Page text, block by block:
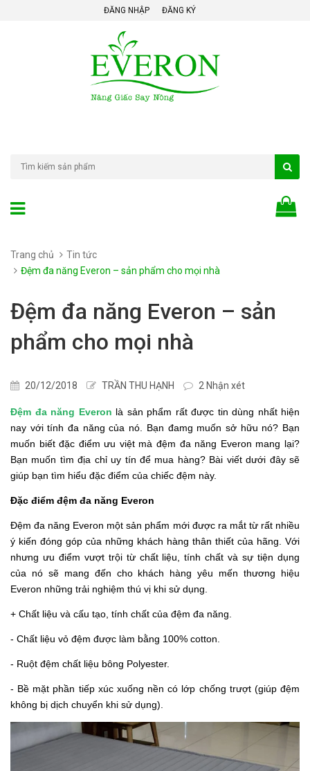
ĐĂNG NHẬP ĐĂNG KÝ
Trang chủ
Tin tức
Đệm đa năng Everon – sản phẩm cho mọi nhà
Đệm đa năng Everon – sản
phẩm cho mọi nhà
20/12/2018 TRẦN THU HẠNH 2 Nhận xét
Đệm đa năng Everon là sản phẩm rất được tin dùng nhất hiện
nay với tính đa năng của nó. Bạn đamg muốn sở hữu nó? Bạn
muốn biết đặc điểm ưu việt mà đệm đa năng Everon mang lại?
Bạn muốn tìm địa chỉ uy tín để mua hàng? Bài viết dưới đây sẽ
giúp bạn tìm hiểu đặc điểm của chiếc đệm này.
Đặc điểm đệm đa năng Everon
Đệm đa năng Everon một sản phẩm mới được ra mắt từ rất nhiều
ý kiến đóng góp của những khách hàng thân thiết của hãng. Với
nhưng ưu điểm vượt trội từ chất liệu, tính chất và sự tiện dụng
của nó sẽ mang đến cho khách hàng yêu mến thương hiệu
Everon những trải nghiệm thú vị khi sử dụng.
+ Chất liệu và cấu tạo, tính chất của đệm đa năng.
- Chất liệu vỏ đệm được làm bằng 100% cotton.
- Ruột đệm chất liệu bông Polyester.
- Bề mặt phần tiếp xúc xuống nền có lớp chống trượt (giúp đệm
không bị dịch chuyển khi sử dụng).